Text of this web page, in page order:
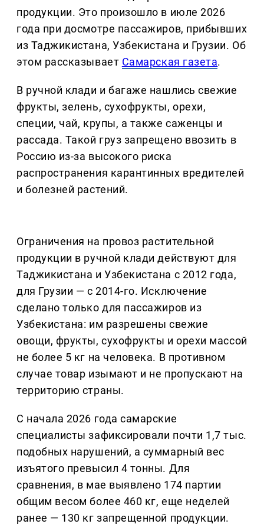
продукции. Это произошло в июле 2026
года при досмотре пассажиров, прибывших
из Таджикистана, Узбекистана и Грузии. Об
этом рассказывает Самарская газета.
В ручной клади и багаже нашлись свежие
фрукты, зелень, сухофрукты, орехи,
специи, чай, крупы, а также саженцы и
рассада. Такой груз запрещено ввозить в
Россию из-за высокого риска
распространения карантинных вредителей
и болезней растений.
Ограничения на провоз растительной
продукции в ручной клади действуют для
Таджикистана и Узбекистана с 2012 года,
для Грузии — с 2014-го. Исключение
сделано только для пассажиров из
Узбекистана: им разрешены свежие
овощи, фрукты, сухофрукты и орехи массой
не более 5 кг на человека. В противном
случае товар изымают и не пропускают на
территорию страны.
С начала 2026 года самарские
специалисты зафиксировали почти 1,7 тыс.
подобных нарушений, а суммарный вес
изъятого превысил 4 тонны. Для
сравнения, в мае выявлено 174 партии
общим весом более 460 кг, еще неделей
ранее — 130 кг запрещенной продукции.